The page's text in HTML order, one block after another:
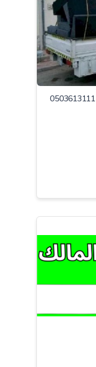
گواستنەوەی مۆبیلیات لە ڕیاز 0503613111